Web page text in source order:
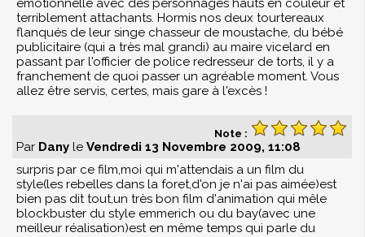
émotionnelle avec des personnages hauts en couleur et
terriblement attachants. Hormis nos deux tourtereaux
flanqués de leur singe chasseur de moustache, du bébé
publicitaire (qui a très mal grandi) au maire vicelard en
passant par l'officier de police redresseur de torts, il y a
franchement de quoi passer un agréable moment. Vous
allez être servis, certes, mais gare à l'excès !
Note :
Par Dany le Vendredi 13 Novembre 2009, 11:08
surpris par ce film,moi qui m'attendais a un film du
style(les rebelles dans la foret,d'on je n'ai pas aimée)est
bien pas dit tout,un très bon film d'animation qui mêle
blockbuster du style emmerich ou du bay(avec une
meilleur réalisation)est en même temps qui parle du